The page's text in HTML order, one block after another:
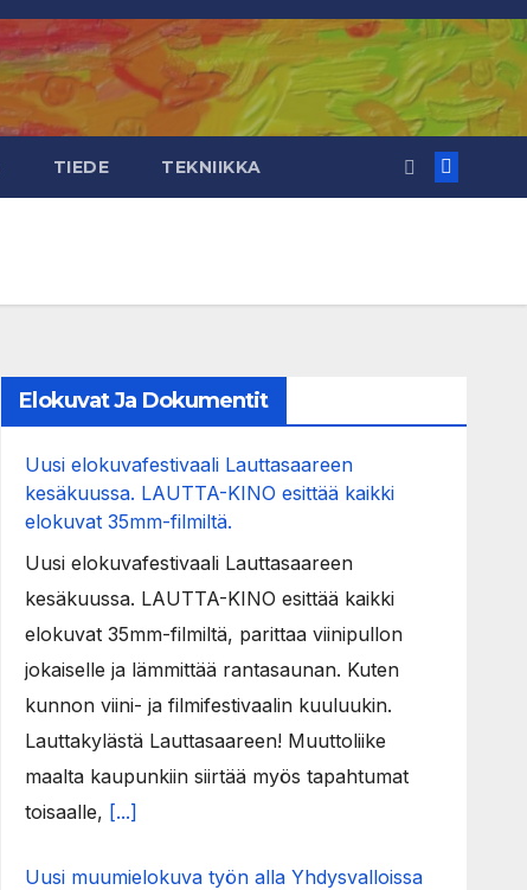
TIEDE TEKNIIKKA
Elokuvat Ja Dokumentit
Uusi elokuvafestivaali Lauttasaareen
kesäkuussa. LAUTTA-KINO esittää kaikki
elokuvat 35mm-filmiltä.
Uusi elokuvafestivaali Lauttasaareen
kesäkuussa. LAUTTA-KINO esittää kaikki
elokuvat 35mm-filmiltä, parittaa viinipullon
jokaiselle ja lämmittää rantasaunan. Kuten
kunnon viini- ja filmifestivaalin kuuluukin.
Lauttakylästä Lauttasaareen! Muuttoliike
maalta kaupunkiin siirtää myös tapahtumat
toisaalle, [...]
Uusi muumielokuva työn alla Yhdysvalloissa